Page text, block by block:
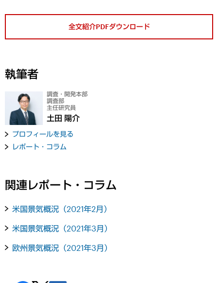
全文紹介PDFダウンロード
執筆者
調査・開発本部
調査部
主任研究員
土田 陽介
プロフィールを見る
レポート・コラム
関連レポート・コラム
米国景気概況（2021年2月）
米国景気概況（2021年3月）
欧州景気概況（2021年3月）